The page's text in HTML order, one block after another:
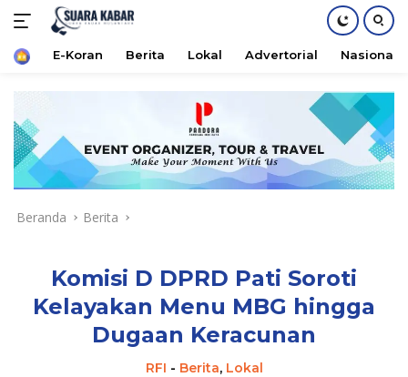
konten
HomeE-Koran Berita Lokal Advertorial Nasional
Beranda Berita
Komisi D DPRD Pati Soroti
Kelayakan Menu MBG hingga
Dugaan Keracunan
RFI - Berita, Lokal